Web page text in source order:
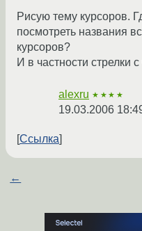
Рисую тему курсоров.
посмотреть названия
курсоров?
И в частности стрелки
alexru ★★★★
19.03.2006
Ссылка
←